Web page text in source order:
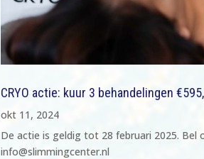
CRYO actie: kuur 3 behandelingen
okt 11, 2024
De actie is geldig tot 28 februari 2025. Bel
info@slimmingcenter.nl